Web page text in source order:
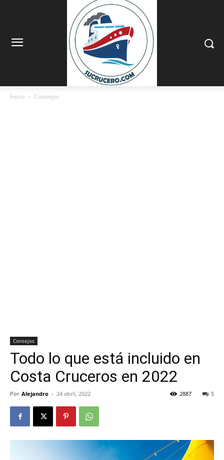
Inicio Consejos
Consejos
Todo lo que está incluido en
Costa Cruceros en 2022
Por Alejandro - 24 abril, 2022 5
2887